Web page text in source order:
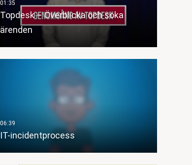
Topdesk – Överblicka och söka
ärenden
IT-incidentprocess